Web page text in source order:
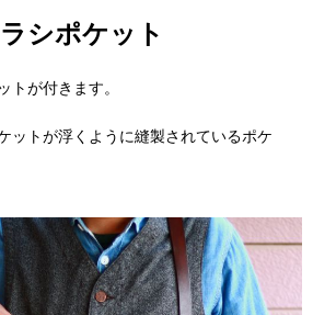
シポケット
トが付きます。
ットが浮くように縫製されているポケ